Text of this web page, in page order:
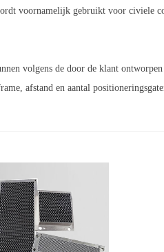
voornamelijk gebruikt voor civiele
volgens de door de klant
afstand en aantal